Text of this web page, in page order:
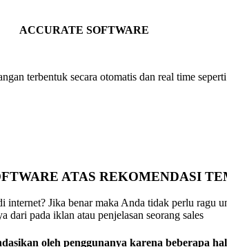
ACCURATE SOFTWARE
terbentuk secara otomatis dan real time
ATAS REKOMENDASI
Jika benar maka Anda tidak perlu ragu
dari pada iklan atau penjelasan seorang sales
oleh penggunanya karena beberapa